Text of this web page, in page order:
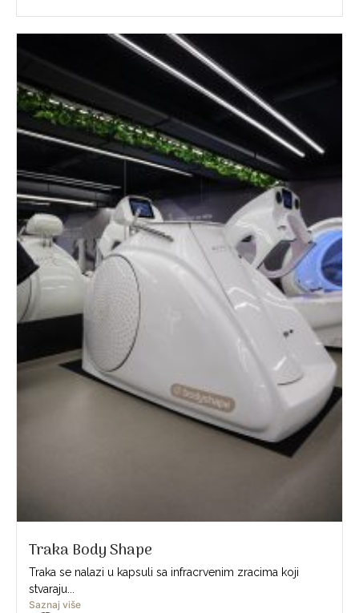
Traka Body Shape
Traka se nalazi u kapsuli sa infracrvenim zracima koji
stvaraju...
Saznaj više